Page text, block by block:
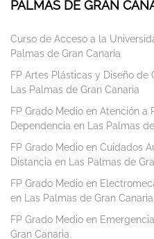
PALMAS DE GRAN
Curso de Acceso a la
Palmas de Gran Canaria
FP Artes Plásticas y Diseño
Las Palmas de Gran Canaria
FP Grado Medio en Atención a
Dependencia en Las Palmas
FP Grado Medio en Cuidados
Distancia en Las Palmas de
FP Grado Medio en
en Las Palmas de Gran Canaria
FP Grado Medio en
Gran Canaria